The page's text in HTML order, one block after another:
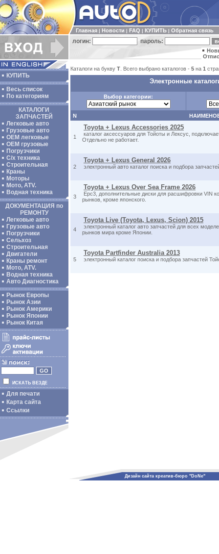
Главная Новости FAQ КУПИТЬ Обратная связь
логин: пароль:
КУПИТЬ
Весь список
По категориям
КАТАЛОГИ
ЗАПЧАСТЕЙ
Легковые авто
Грузовые авто
ОЕМ легковые
OEM грузовые
Погрузчики
С/х техника
Строительная
Краны
Моторы
Мото, ATV.
Водная техника
ДОКУМЕНТАЦИЯ по
РЕМОНТУ
Легковые авто
Грузовые авто
Погрузчики
Сельхоз
Строительная
Двигатели
Краны ремонт
Мото, ATV.
Водная техника
Авто Диагностика
Рынок Европы
Рынок Азии
Рынок Америки
Рынок Японии
Рынок Китая
ИСКАТЬ ВЕЗДЕ
Для печати
Карта сайта
Ссылки
Каталоги на букву T . Всего выбрано каталогов - 5 на 1
Электронные
Выбор категории:
N
1
Toyota + Lexus Accessories 2025
каталог аксессуаров для Тойоты и Лексус,
Отдельно не работает.
2
Toyota + Lexus General 2026
электронный авто каталог поиска и подбора
3
Toyota + Lexus Over Sea Frame 2026
Epc3, дополнительные диски для расшифровки VIN
рынков, кроме японского.
4
Toyota Live (Toyota, Lexus, Scion) 2015
электронный каталог авто запчастей для всех
рынков мира кроме Японии.
5
Toyota Partfinder Australia 2013
электронный каталог поиска и подбора запчастей
Дизайн сайта креатив-бюро "DoNe"